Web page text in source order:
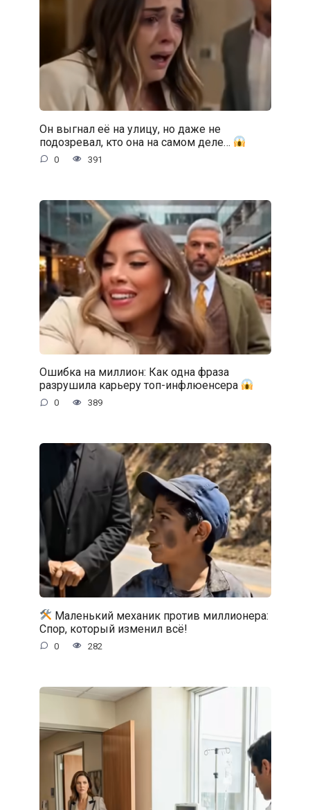
Он выгнал её на улицу, но даже не
подозревал, кто она на самом деле…
0 391
Ошибка на миллион: Как одна фраза
разрушила карьеру топ-инфлюенсера
0 389
Маленький механик против миллионера:
Спор, который изменил всё!
0 282